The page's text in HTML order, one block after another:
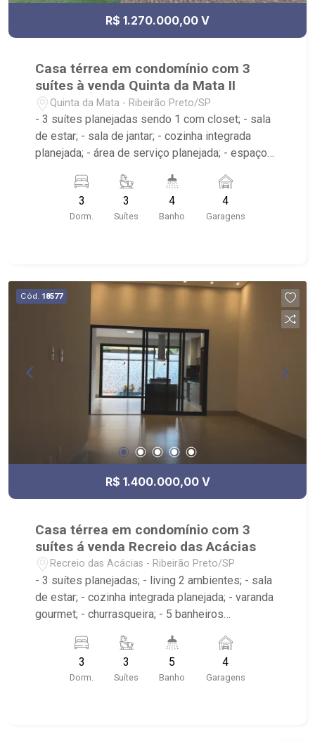
R$ 1.270.000,00 V
Casa térrea em condomínio com 3
suítes à venda Quinta da Mata II
Quinta da Mata - Ribeirão Preto/SP
- 3 suítes planejadas sendo 1 com closet; - sala
de estar; - sala de jantar; - cozinha integrada
planejada; - área de serviço planejada; - espaço
Aquecedor solar; - 4 banheiros planejados com
box e espelho; - lavabo; - pé direito alto; -
próximo à Chacará Nosso Cantinho, Churrascaria
3
Dorm.
3
Suítes
4
Banho
4
Garagens
Cód. 18577
R$ 1.400.000,00 V
Casa térrea em condomínio com 3
suítes á venda Recreio das Acácias
Recreio das Acácias - Ribeirão Preto/SP
- 3 suítes planejadas; - living 2 ambientes; - sala
de estar; - cozinha integrada planejada; - varanda
gourmet; - churrasqueira; - 5 banheiros
serviço; - lavabo; - 04 vagas de garagem sendo
02 cobertas - Condomínio: Portaria 24hrs, Ronda
Motorizada, Praça Central com Campo de
3
Dorm.
3
Suítes
5
Banho
4
Garagens